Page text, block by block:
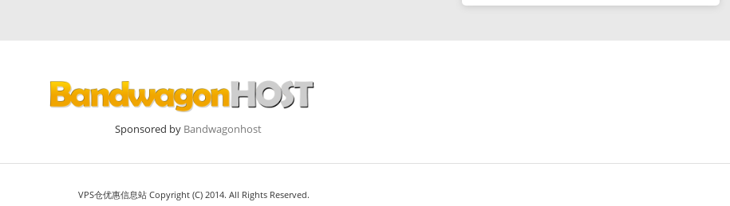
Sponsored by Bandwagonhost
VPS仓优惠信息站 Copyright (C) 2014. All Rights Reserved.